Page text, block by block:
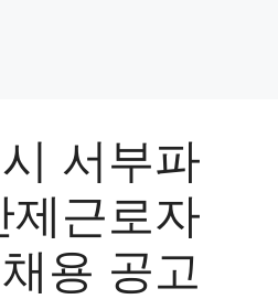
서부파
제근로자
용 공고